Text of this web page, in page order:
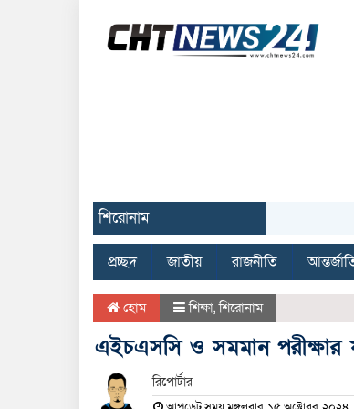
শিরোনাম
প্রচ্ছদ জাতীয় রাজনীতি
হোম শিক্ষা,শিরোনাম
এইচএসসি ও সমমান পরীক্ষার
রিপোর্টার